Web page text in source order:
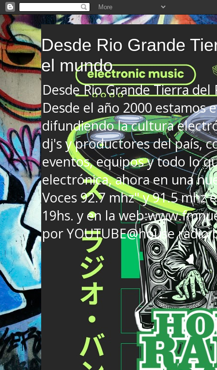
Desde Rio Grande
el mundo
Desde Rio Grande Tierra
Desde el año 2000 estamos
difundiendo la cultura
dj's y productores del país,
eventos, equipos y todo lo
electrónica, ahora en una
Voces 92.7 mhz" y 91.5 mhz
19hs. y en la
por YOUTUBE@house radio